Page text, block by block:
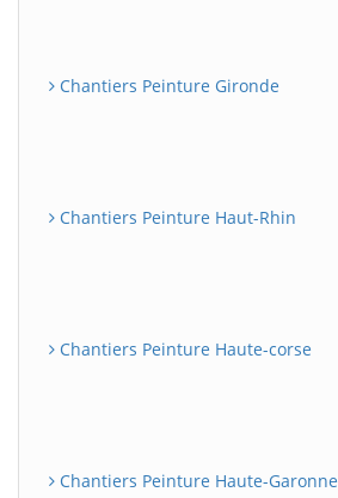
Chantiers Peinture Gironde
Chantiers Peinture Haut-Rhin
Chantiers Peinture Haute-corse
Chantiers Peinture Haute-Garonne